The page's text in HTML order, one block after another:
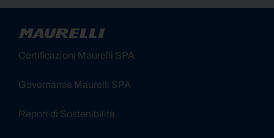
Certificazioni Maurelli SPA
Governance Maurelli SPA
Report di Sostenibilità